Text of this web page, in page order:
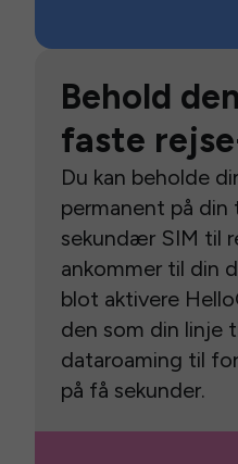
Behold
faste
Du kan beholde
permanent på
sekundær SIM til
ankommer til din
blot aktivere
den som din linje
dataroaming til
på få sekunder.